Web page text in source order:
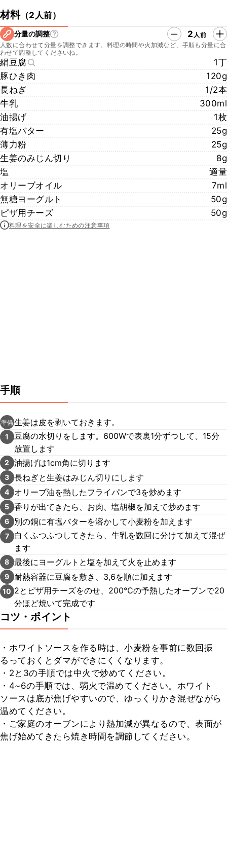
材料（2人前）
分量の調整 2 人前
人数に合わせて分量を調整できます。料理の時間や火加減など、手順も分量に合
わせて調整してくださいね。
絹豆腐
1丁
豚ひき肉
120g
長ねぎ
1/2本
牛乳
300ml
油揚げ
1枚
有塩バター
25g
薄力粉
25g
生姜のみじん切り
8g
塩
適量
オリーブオイル
7ml
無糖ヨーグルト
50g
ピザ用チーズ
50g
料理を安全に楽しむための注意事項
手順
準備生姜は皮を剥いておきます。
1
豆腐の水切りをします。600Wで表裏1分ずつして、15分
放置します
2 油揚げは1cm角に切ります
3 長ねぎと生姜はみじん切りにします
4 オリーブ油を熱したフライパンで3を炒めます
5 香りが出てきたら、お肉、塩胡椒を加えて炒めます
6 別の鍋に有塩バターを溶かして小麦粉を加えます
7
白くふつふつしてきたら、牛乳を数回に分けて加えて混ぜ
ます
8 最後にヨーグルトと塩を加えて火を止めます
9 耐熱容器に豆腐を敷き、3,6を順に加えます
10 2とピザ用チーズをのせ、200℃の予熱したオーブンで20
分ほど焼いて完成です
コツ・ポイント
・ホワイトソースを作る時は、小麦粉を事前に数回振
るっておくとダマができにくくなります。
・2と3の手順では中火で炒めてください。
・4~6の手順では、弱火で温めてください。ホワイト
ソースは底が焦げやすいので、ゆっくりかき混ぜながら
温めてください。
・ご家庭のオーブンにより熱加減が異なるので、表面が
焦げ始めてきたら焼き時間を調節してください。